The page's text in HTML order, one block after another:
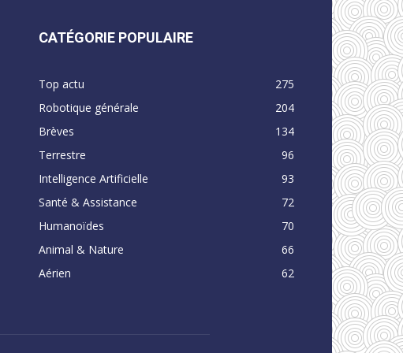
CATÉGORIE POPULAIRE
Top actu
275
Robotique générale
204
Brèves
134
Terrestre
96
Intelligence Artificielle
93
Santé & Assistance
72
Humanoïdes
70
Animal & Nature
66
Aérien
62